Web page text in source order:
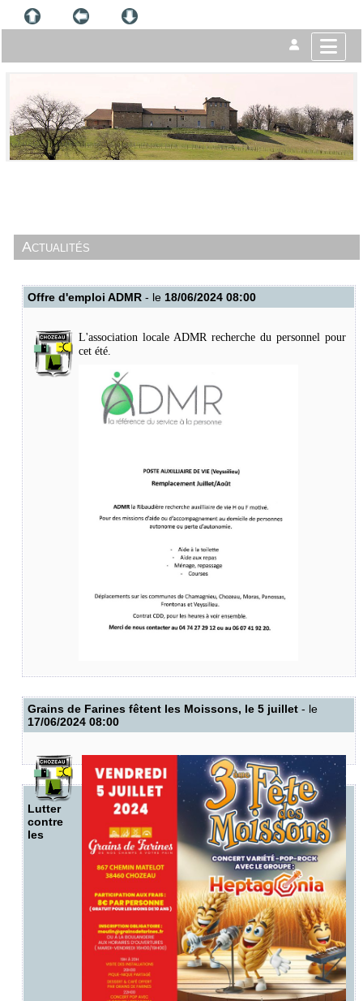
Actualités
Offre d'emploi ADMR - le 18/06/2024 08:00
L'association locale ADMR recherche du personnel pour
cet été.
Grains de Farines fêtent les Moissons, le 5 juillet - le
17/06/2024 08:00
Lutter
contre
les